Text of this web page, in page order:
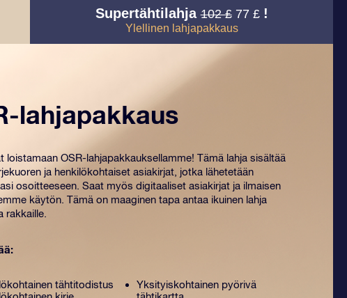
Supertähtilahja102 £ 77 £ !
Ylellinen lahjapakkaus
lahjapakkaus
loistamaan OSR-lahjapakkauksellamme! Tämä lahja sisältää
ja henkilökohtaiset ​​asiakirjat, jotka lähetetään
osoitteeseen. Saat myös digitaaliset asiakirjat ja ilmaisen
käytön. Tämä on maaginen tapa antaa ikuinen lahja
rakkaille.
tähtitodistus
Yksityiskohtainen pyörivä